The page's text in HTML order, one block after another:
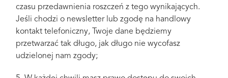
czasu przedawnienia roszczeń z tego wynikających.
Jeśli chodzi o newsletter lub zgodę na handlowy
kontakt telefoniczny, Twoje dane będziemy
przetwarzać tak długo, jak długo nie wycofasz
udzielonej nam zgody;